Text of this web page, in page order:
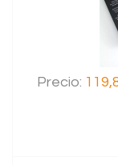
Precio: